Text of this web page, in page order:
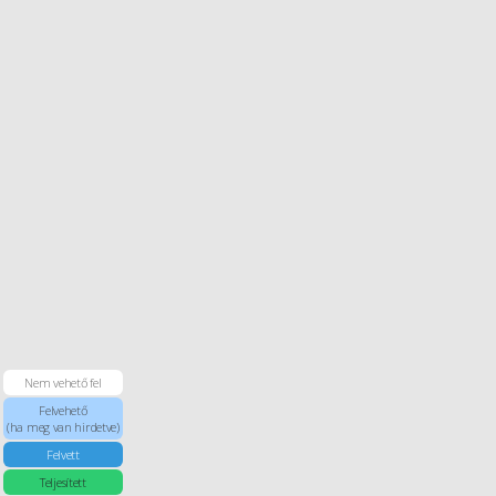
Nem vehető fel
Felvehető
(ha meg van hirdetve)
Felvett
Teljesített